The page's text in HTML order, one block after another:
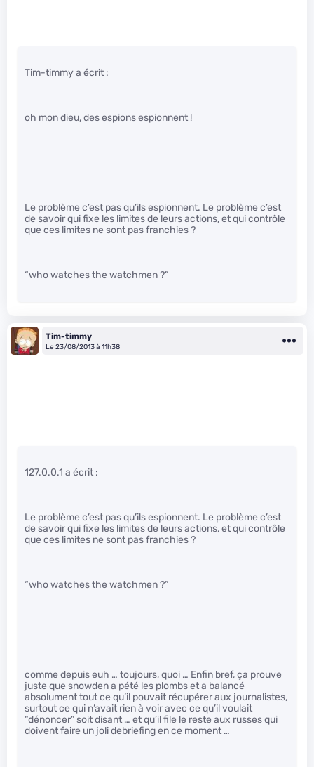
Tim-timmy a écrit :
oh mon dieu, des espions espionnent !
Le problème c’est pas qu’ils espionnent. Le problème c’est
de savoir qui fixe les limites de leurs actions, et qui contrôle
que ces limites ne sont pas franchies ?
“who watches the watchmen ?”
Tim-timmy
Le 23/08/2013 à 11h38
127.0.0.1 a écrit :
Le problème c’est pas qu’ils espionnent. Le problème c’est
de savoir qui fixe les limites de leurs actions, et qui contrôle
que ces limites ne sont pas franchies ?
“who watches the watchmen ?”
comme depuis euh … toujours, quoi … Enfin bref, ça prouve
juste que snowden a pété les plombs et a balancé
absolument tout ce qu’il pouvait récupérer aux journalistes,
surtout ce qui n’avait rien à voir avec ce qu’il voulait
“dénoncer” soit disant … et qu’il file le reste aux russes qui
doivent faire un joli debriefing en ce moment …